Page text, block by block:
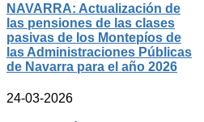
NAVARRA: Actualización de
las pensiones de las clases
pasivas de los Montepíos de
las Administraciones Públicas
de Navarra para el año 2026
24-03-2026